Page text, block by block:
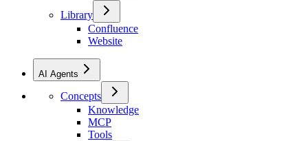
Library
Confluence
Website
AI Agents
Concepts
Knowledge
MCP
Tools